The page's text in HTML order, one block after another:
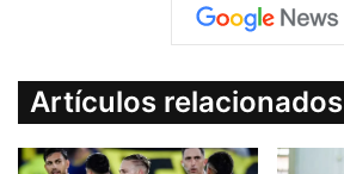
Artículos relacionados